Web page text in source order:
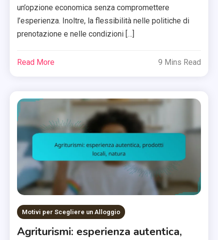
un’opzione economica senza compromettere
l’esperienza. Inoltre, la flessibilità nelle politiche di
prenotazione e nelle condizioni […]
Read More 9 Mins Read
Motivi per Scegliere un Alloggio
Agriturismi: esperienza autentica,